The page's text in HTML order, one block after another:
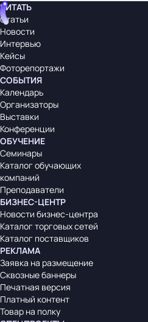
ЧИТАТЬ
Статьи
Новости
Интервью
Кейсы
Фоторепортажи
СОБЫТИЯ
Календарь
Организаторы
Выставки
Конференции
ОБУЧЕНИЕ
Семинары
Каталог обучающих
компаний
Преподаватели
БИЗНЕС-ЦЕНТР
Новости бизнес-центра
Каталог торговых сетей
Каталог поставщиков
РЕКЛАМА
Заявка на размещение
Сквозные баннеры
Печатная версия
Платный контент
Товар на полку